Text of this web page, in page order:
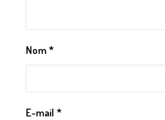
Nom*
E-mail *